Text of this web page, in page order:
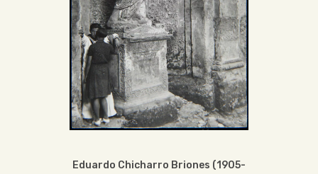
Eduardo Chicharro Briones (1905-